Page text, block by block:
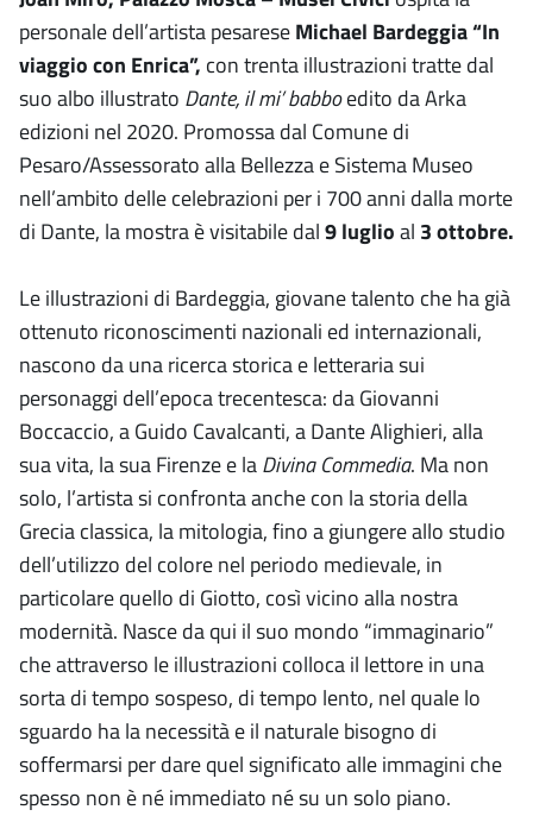
personale dell’artista pesareseMichael Bardeggia “In
viaggio con Enrica”, con trenta illustrazioni tratte dal
suo albo illustrato Dante, il mi’ babboedito da Arka
edizioni nel 2020. Promossa dal Comune di
Pesaro/Assessorato alla Bellezza e Sistema Museo
nell’ambito delle celebrazioni per i 700 anni dalla morte
di Dante, la mostra è visitabile dal9 luglioal 3 ottobre.
Le illustrazioni di Bardeggia, giovane talento che ha già
ottenuto riconoscimenti nazionali ed internazionali,
nascono da una ricerca storica e letteraria sui
personaggi dell’epoca trecentesca: da Giovanni
Boccaccio, a Guido Cavalcanti, a Dante Alighieri, alla
sua vita, la sua Firenze e laDivina Commedia. Ma non
solo, l’artista si confronta anche con la storia della
Grecia classica, la mitologia, fino a giungere allo studio
dell’utilizzo del colore nel periodo medievale, in
particolare quello di Giotto, così vicino alla nostra
modernità. Nasce da qui il suo mondo “immaginario”
che attraverso le illustrazioni colloca il lettore in una
sorta di tempo sospeso, di tempo lento, nel quale lo
sguardo ha la necessità e il naturale bisogno di
soffermarsi per dare quel significato alle immagini che
spesso non è né immediato né su un solo piano.